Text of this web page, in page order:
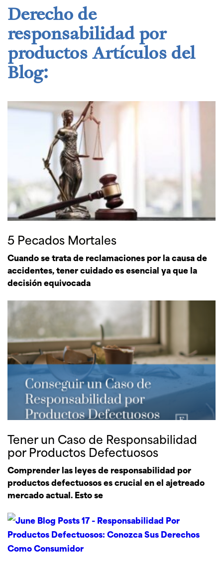
Derecho de
responsabilidad por
productos Artículos del
Blog:
5 Pecados Mortales
Cuando se trata de reclamaciones por la causa de
accidentes, tener cuidado es esencial ya que la
decisión equivocada
Tener un Caso de Responsabilidad
por Productos Defectuosos
Comprender las leyes de responsabilidad por
productos defectuosos es crucial en el ajetreado
mercado actual. Esto se